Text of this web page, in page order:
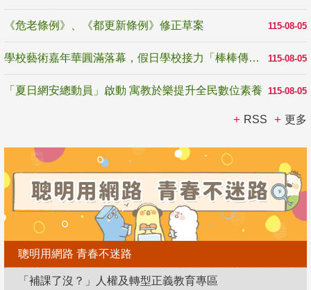
115-08-05
《危老條例》、《都更新條例》修正草案
115-08-05
學校藝術嘉年華圓滿落幕，假日學校接力「棒棒傳美感」
115-08-05
「夏日網安總動員」啟動 寓教於樂提升全民數位素養
RSS 更多
聰明用網路 青春不迷路
「補課了沒？」人權及轉型正義教育專區